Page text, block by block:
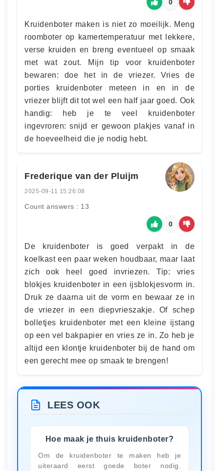
0
Kruidenboter maken is niet zo moeilijk. Meng
roomboter op kamertemperatuur met lekkere,
verse kruiden en breng eventueel op smaak
met wat zout. Mijn tip voor kruidenboter
bewaren: doe het in de vriezer. Vries de
porties kruidenboter meteen in en in de
vriezer blijft dit tot wel een half jaar goed. Ook
handig: heb je te veel kruidenboter
ingevroren: snijd er gewoon plakjes vanaf in
de hoeveelheid die je nodig hebt.
Frederique van der Pluijm
2025-09-11 15:26:08
Count answers : 13
0
De kruidenboter is goed verpakt in de
koelkast een paar weken houdbaar, maar laat
zich ook heel goed invriezen. Tip: vries
blokjes kruidenboter in een ijsblokjesvorm in.
Druk ze daarna uit de vorm en bewaar ze in
de vriezer in een diepvrieszakje. Of schep
bolletjes kruidenboter met een kleine ijstang
op een vel bakpapier en vries ze in. Zo heb je
altijd een klontje kruidenboter bij de hand om
een gerecht mee op smaak te brengen!
LEES OOK
Hoe maak je thuis kruidenboter?
Om de kruidenboter te maken heb je
uiteraard eerst goede boter nodig.